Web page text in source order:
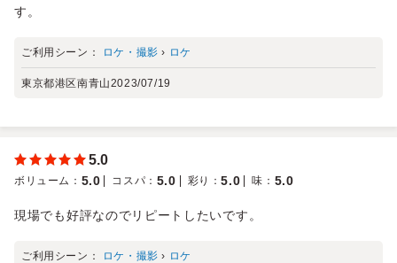
す。
ご利用シーン： ロケ・撮影 › ロケ
東京都港区南青山2023/07/19
5.0
ボリューム ： 5.0 コスパ ： 5.0 彩り ：5.0 味 ： 5.0
現場でも好評なのでリピートしたいです。
ご利用シーン： ロケ・撮影 › ロケ